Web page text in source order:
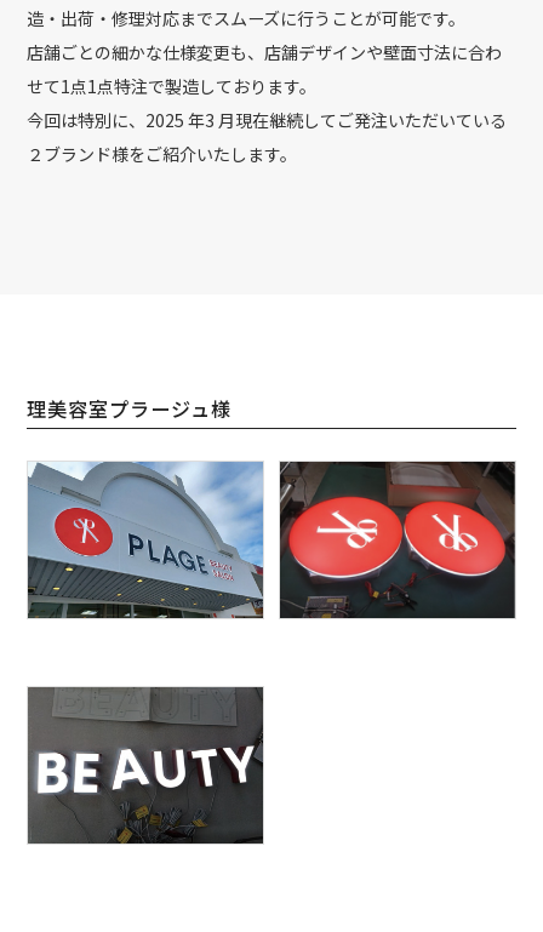
造・出荷・修理対応までスムーズに行うことが可能です。
店舗ごとの細かな仕様変更も、店舗デザインや壁面寸法に合わ
せて1点1点特注で製造しております。
今回は特別に、2025 年3 月現在継続してご発注いただいている
２ブランド様をご紹介いたします。
理美容室プラージュ様